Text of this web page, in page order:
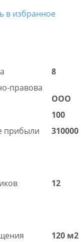
в избранное
8
правова
ООО
100
прибыли
310000
12
120 м2